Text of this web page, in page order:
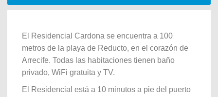
El Residencial Cardona se encuentra a 100
metros de la playa de Reducto, en el corazón de
Arrecife. Todas las habitaciones tienen baño
privado, WiFi gratuita y TV.
El Residencial está a 10 minutos a pie del puerto